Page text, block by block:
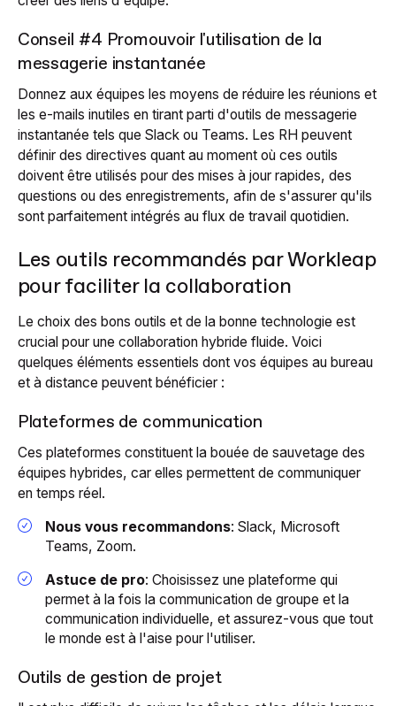
Conseil #4 Promouvoir l'utilisation de la
messagerie instantanée
Donnez aux équipes les moyens de réduire les réunions et
les e-mails inutiles en tirant parti d'outils de messagerie
instantanée tels que Slack ou Teams. Les RH peuvent
définir des directives quant au moment où ces outils
doivent être utilisés pour des mises à jour rapides, des
questions ou des enregistrements, afin de s'assurer qu'ils
sont parfaitement intégrés au flux de travail quotidien.
Les outils recommandés par Workleap
pour faciliter la collaboration
Le choix des bons outils et de la bonne technologie est
crucial pour une collaboration hybride fluide. Voici
quelques éléments essentiels dont vos équipes au bureau
et à distance peuvent bénéficier :
Plateformes de communication
Ces plateformes constituent la bouée de sauvetage des
équipes hybrides, car elles permettent de communiquer
en temps réel.
Nous vous recommandons: Slack, Microsoft
Teams, Zoom.
Astuce de pro: Choisissez une plateforme qui
permet à la fois la communication de groupe et la
communication individuelle, et assurez-vous que tout
le monde est à l'aise pour l'utiliser.
Outils de gestion de projet